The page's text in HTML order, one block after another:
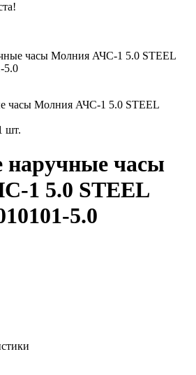
часы Молния АЧС-1 5.0 STEEL
5.0
шт.
наручные часы
1 5.0 STEEL
5.0